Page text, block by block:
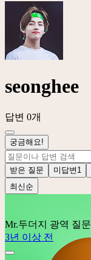
seonghee
답변 0개
궁금해요!
받은 질문 미답변 1
최신순
Mr.두더지
광역 질문
3년 이상 전